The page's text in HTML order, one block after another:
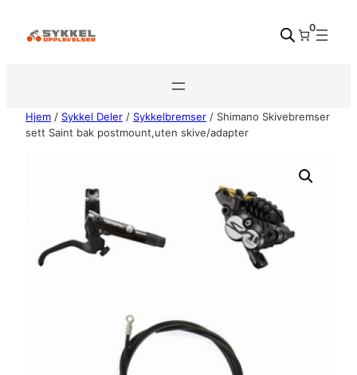
0
Hjem / Sykkel Deler / Sykkelbremser / Shimano Skivebremser
sett Saint bak postmount,uten skive/adapter